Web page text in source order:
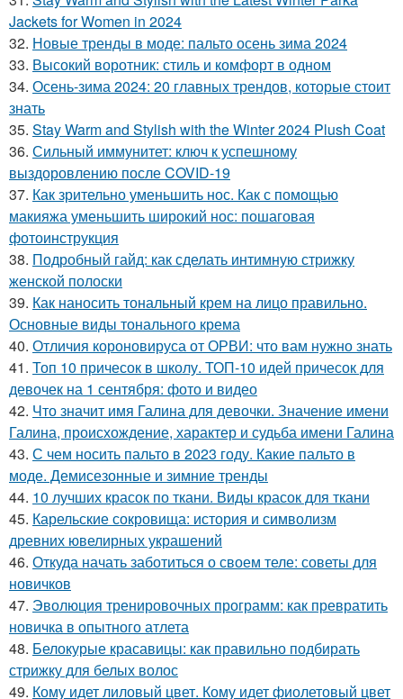
Jackets for Women in 2024
32. Новые тренды в моде: пальто осень зима 2024
33. Высокий воротник: стиль и комфорт в одном
34. Осень-зима 2024: 20 главных трендов, которые стоит
знать
35. Stay Warm and Stylish with the Winter 2024 Plush Coat
36. Сильный иммунитет: ключ к успешному
выздоровлению после COVID-19
37. Как зрительно уменьшить нос. Как с помощью
макияжа уменьшить широкий нос: пошаговая
фотоинструкция
38. Подробный гайд: как сделать интимную стрижку
женской полоски
39. Как наносить тональный крем на лицо правильно.
Основные виды тонального крема
40. Отличия короновируса от ОРВИ: что вам нужно знать
41. Топ 10 причесок в школу. ТОП-10 идей причесок для
девочек на 1 сентября: фото и видео
42. Что значит имя Галина для девочки. Значение имени
Галина, происхождение, характер и судьба имени Галина
43. С чем носить пальто в 2023 году. Какие пальто в
моде. Демисезонные и зимние тренды
44. 10 лучших красок по ткани. Виды красок для ткани
45. Карельские сокровища: история и символизм
древних ювелирных украшений
46. Откуда начать заботиться о своем теле: советы для
новичков
47. Эволюция тренировочных программ: как превратить
новичка в опытного атлета
48. Белокурые красавицы: как правильно подбирать
стрижку для белых волос
49. Кому идет лиловый цвет. Кому идет фиолетовый цвет